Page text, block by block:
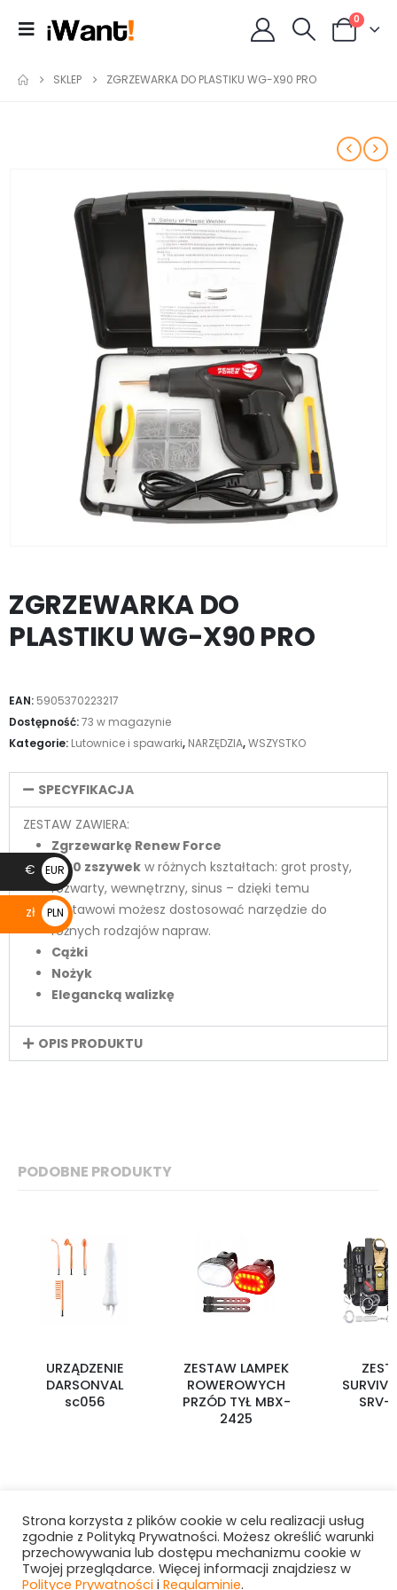
0
SKLEP ZGRZEWARKA DO PLASTIKU WG-X90 PRO
ZGRZEWARKA DO
PLASTIKU WG-X90 PRO
EAN: 5905370223217
Dostępność:73 w magazynie
Kategorie: Lutownice i spawarki, NARZĘDZIA,WSZYSTKO
SPECYFIKACJA
ZESTAW ZAWIERA:
Zgrzewarkę Renew Force
1200 zszywek w różnych kształtach: grot prosty,
rozwarty, wewnętrzny, sinus – dzięki temu
zestawowi możesz dostosować narzędzie do
różnych rodzajów napraw.
Cążki
Nożyk
Elegancką walizkę
OPIS PRODUKTU
PODOBNE PRODUKTY
URZĄDZENIE
DARSONVAL
sc056
ZESTAW LAMPEK
ROWEROWYCH
PRZÓD TYŁ MBX-
2425
SRV-
Strona korzysta z plików cookie w celu realizacji usług
zgodnie z Polityką Prywatności. Możesz określić warunki
przechowywania lub dostępu mechanizmu cookie w
Twojej przeglądarce. Więcej informacji znajdziesz w
Polityce Prywatności i Regulaminie.
€
EUR
€
zł
PLN
zł